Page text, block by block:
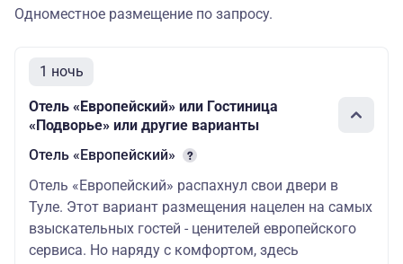
недалеко от центра, в 10
Ленина
Черниковский 3* или
без завтрака
исторический центр у
Кремля (кафе рядом)
Одноместное размещение по запросу.
1 ночь
Отель «Европейский» или Гостиница
«Подворье» или другие варианты
Отель «Европейский»
Отель «Европейский» распахнул свои двери в
Туле. Этот вариант размещения нацелен на самых
взыскательных гостей - ценителей европейского
сервиса. Но наряду с комфортом, здесь